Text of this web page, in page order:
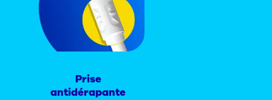
Prise
antidérapante